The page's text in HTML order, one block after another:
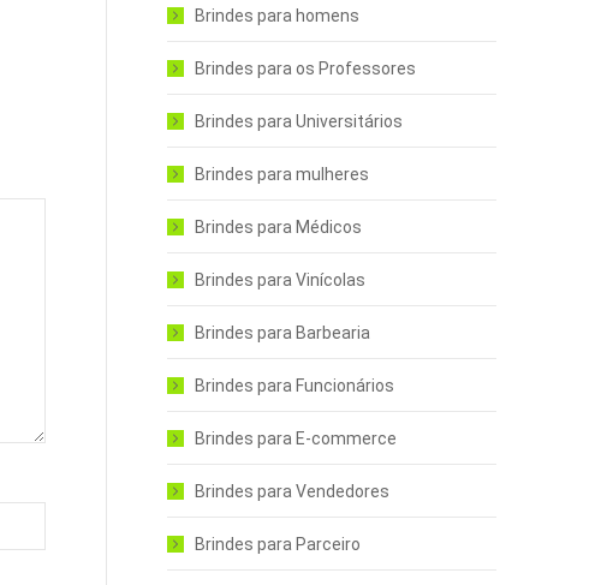
Brindes para homens
Brindes para os Professores
Brindes para Universitários
Brindes para mulheres
Brindes para Médicos
Brindes para Vinícolas
Brindes para Barbearia
Brindes para Funcionários
Brindes para E-commerce
Brindes para Vendedores
Brindes para Parceiro